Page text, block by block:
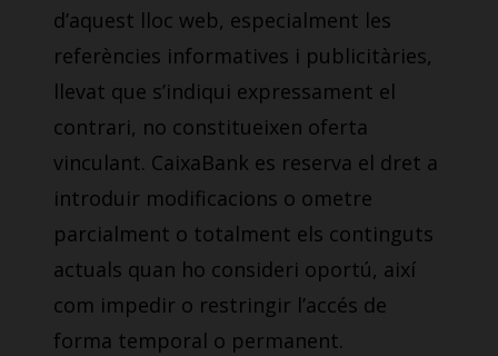
d’aquest lloc web, especialment les
referències informatives i publicitàries,
llevat que s’indiqui expressament el
contrari, no constitueixen oferta
vinculant. CaixaBank es reserva el dret a
introduir modificacions o ometre
parcialment o totalment els continguts
actuals quan ho consideri oportú, així
com impedir o restringir l’accés de
forma temporal o permanent.